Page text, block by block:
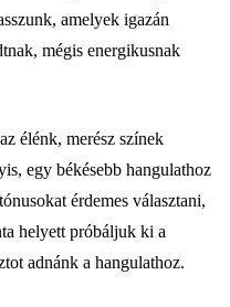
amelyek igazán
mégis energikusnak
élénk, merész színek
egy békésebb hangulathoz
érdemes választani,
helyett próbáljuk ki a
adnánk a hangulathoz.